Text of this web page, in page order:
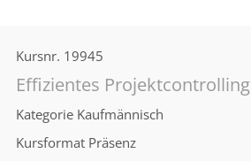
Kursnr. 19945
Effizientes Projektcontrolling
Kategorie Kaufmännisch
Kursformat Präsenz